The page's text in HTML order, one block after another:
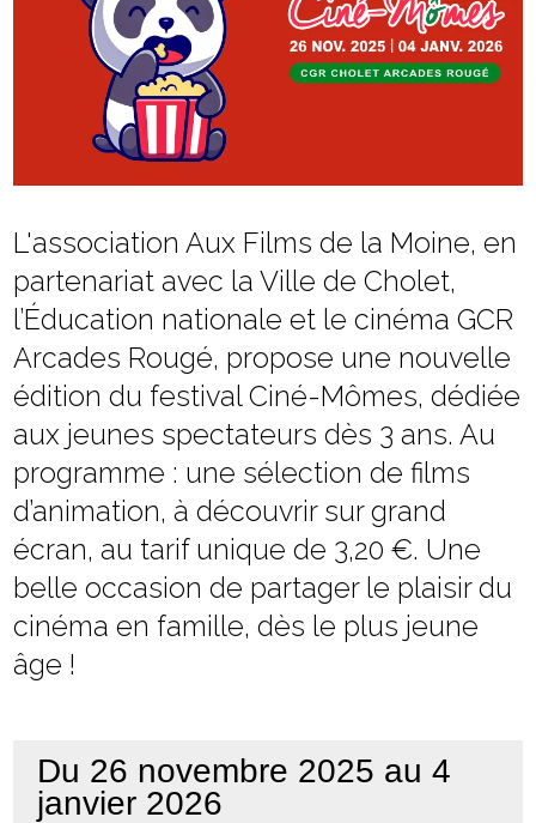
L'association Aux Films de la Moine, en
partenariat avec la Ville de Cholet,
l’Éducation nationale et le cinéma GCR
Arcades Rougé, propose une nouvelle
édition du festival Ciné-Mômes, dédiée
aux jeunes spectateurs dès 3 ans. Au
programme : une sélection de films
d’animation, à découvrir sur grand
écran, au tarif unique de 3,20 €. Une
belle occasion de partager le plaisir du
cinéma en famille, dès le plus jeune
âge !
Du 26 novembre 2025 au 4
janvier 2026